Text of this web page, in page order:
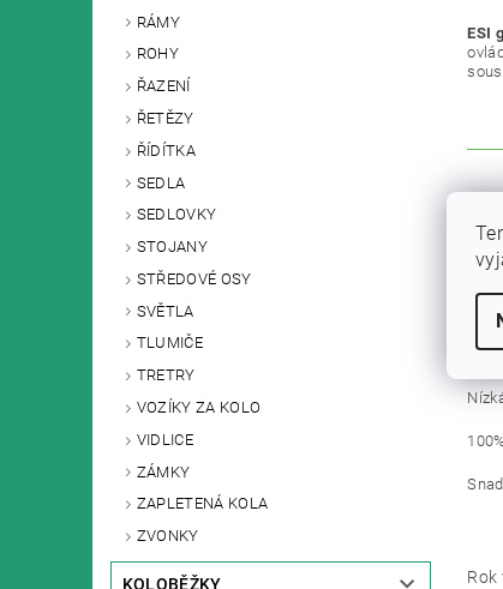
RÁMY
ROHY
ŘAZENÍ
ŘETĚZY
ŘÍDÍTKA
SEDLA
SEDLOVKY
STOJANY
STŘEDOVÉ OSY
SVĚTLA
TLUMIČE
TRETRY
VOZÍKY ZA KOLO
VIDLICE
ZÁMKY
ZAPLETENÁ KOLA
ZVONKY
KOLOBĚŽKY
ESI
Rok